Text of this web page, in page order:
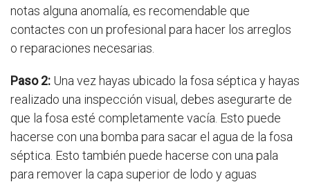
notas alguna anomalía, es recomendable que
contactes con un profesional para hacer los arreglos
o reparaciones necesarias.
Paso 2: Una vez hayas ubicado la fosa séptica y hayas
realizado una inspección visual, debes asegurarte de
que la fosa esté completamente vacía. Esto puede
hacerse con una bomba para sacar el agua de la fosa
séptica. Esto también puede hacerse con una pala
para remover la capa superior de lodo y aguas